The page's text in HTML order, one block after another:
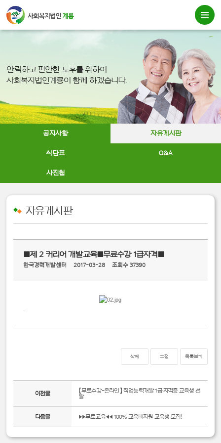
안락하고 편안한 노후를 위하여
사회복지법인계룡이 함께 하겠습니다.
공지사항 자유게시판
식단표 Q&A
사진첩
자유게시판
■제 2 커리어 개발교육■무료수강 1급자격■
한국경력개발센터 2017-03-28 조회수 37390
삭제 수정 목록보기
이전글
【무료수강-온라인】 직업능력개발 1급 자격증 교육생 선
발
다음글 ▶▶무료교육◀◀ 100% 교육비지원 교육생 모집!